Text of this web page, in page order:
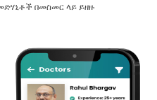
በመስመር ላይ ይዘዙ